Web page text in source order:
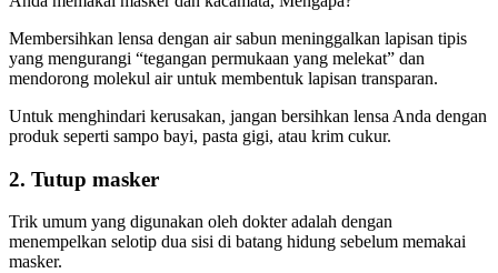
Membersihkan lensa dengan air sabun meninggalkan lapisan tipis
yang mengurangi “tegangan permukaan yang melekat” dan
mendorong molekul air untuk membentuk lapisan transparan.
Untuk menghindari kerusakan, jangan bersihkan lensa Anda dengan
produk seperti sampo bayi, pasta gigi, atau krim cukur.
2. Tutup masker
Trik umum yang digunakan oleh dokter adalah dengan
menempelkan selotip dua sisi di batang hidung sebelum memakai
masker.